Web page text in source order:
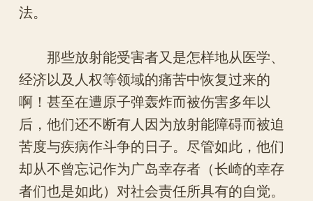
法。
那些放射能受害者又是怎样地从医学、
经济以及人权等领域的痛苦中恢复过来的
啊！甚至在遭原子弹轰炸而被伤害多年以
后，他们还不断有人因为放射能障碍而被迫
苦度与疾病作斗争的日子。尽管如此，他们
却从不曾忘记作为广岛幸存者（长崎的幸存
者们也是如此）对社会责任所具有的自觉。